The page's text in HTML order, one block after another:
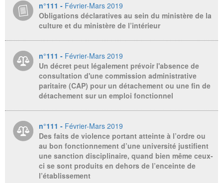
n°111 - Février-Mars 2019
Obligations déclaratives au sein du ministère de la
culture et du ministère de l’intérieur
n°111 - Février-Mars 2019
Un décret peut légalement prévoir l'absence de
consultation d'une commission administrative
paritaire (CAP) pour un détachement ou une fin de
détachement sur un emploi fonctionnel
n°111 - Février-Mars 2019
Des faits de violence portant atteinte à l’ordre ou
au bon fonctionnement d’une université justifient
une sanction disciplinaire, quand bien même ceux-
ci se sont produits en dehors de l’enceinte de
l’établissement